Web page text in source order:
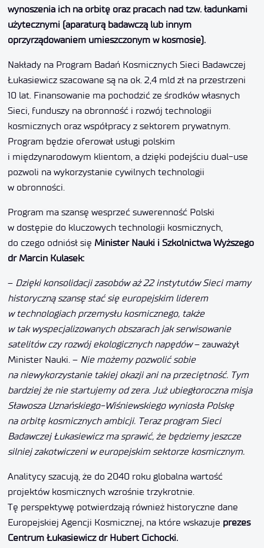
wynoszenia ich na orbitę oraz pracach nad tzw. ładunkami
użytecznymi (aparaturą badawczą lub innym
oprzyrządowaniem umieszczonym w kosmosie).
Nakłady na Program Badań Kosmicznych Sieci Badawczej
Łukasiewicz szacowane są na ok. 2,4 mld zł na przestrzeni
10 lat. Finansowanie ma pochodzić ze środków własnych
Sieci, funduszy na obronność i rozwój technologii
kosmicznych oraz współpracy z sektorem prywatnym.
Program będzie oferował usługi polskim
i międzynarodowym klientom, a dzięki podejściu dual-use
pozwoli na wykorzystanie cywilnych technologii
w obronności.
Program ma szansę wesprzeć suwerenność Polski
w dostępie do kluczowych technologii kosmicznych,
do czego odniósł się Minister Nauki i Szkolnictwa Wyższego
dr Marcin Kulasek:
– Dzięki konsolidacji zasobów aż 22 instytutów Sieci mamy
historyczną szansę stać się europejskim liderem
w technologiach przemysłu kosmicznego, także
w tak wyspecjalizowanych obszarach jak serwisowanie
satelitów czy rozwój ekologicznych napędów– zauważył
Minister Nauki. – Nie możemy pozwolić sobie
na niewykorzystanie takiej okazji ani na przeciętność. Tym
bardziej że nie startujemy od zera. Już ubiegłoroczna misja
Sławosza Uznańskiego-Wiśniewskiego wyniosła Polskę
na orbitę kosmicznych ambicji. Teraz program Sieci
Badawczej Łukasiewicz ma sprawić, że będziemy jeszcze
silniej zakotwiczeni w europejskim sektorze kosmicznym.
Analitycy szacują, że do 2040 roku globalna wartość
projektów kosmicznych wzrośnie trzykrotnie.
Tę perspektywę potwierdzają również historyczne dane
Europejskiej Agencji Kosmicznej, na które wskazuje prezes
Centrum Łukasiewicz dr Hubert Cichocki.